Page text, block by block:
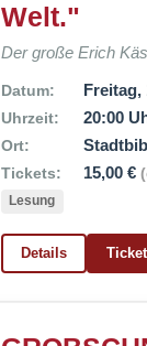
Welt."
Der große Erich
Datum: Freitag,
Uhrzeit: 20:00
Ort:
Tickets: 15,00 €
Lesung
Details